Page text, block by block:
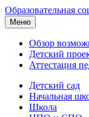
Образовательная
Меню
Обзор
Детский
Аттестация
Детский сад
Начальная
Школа